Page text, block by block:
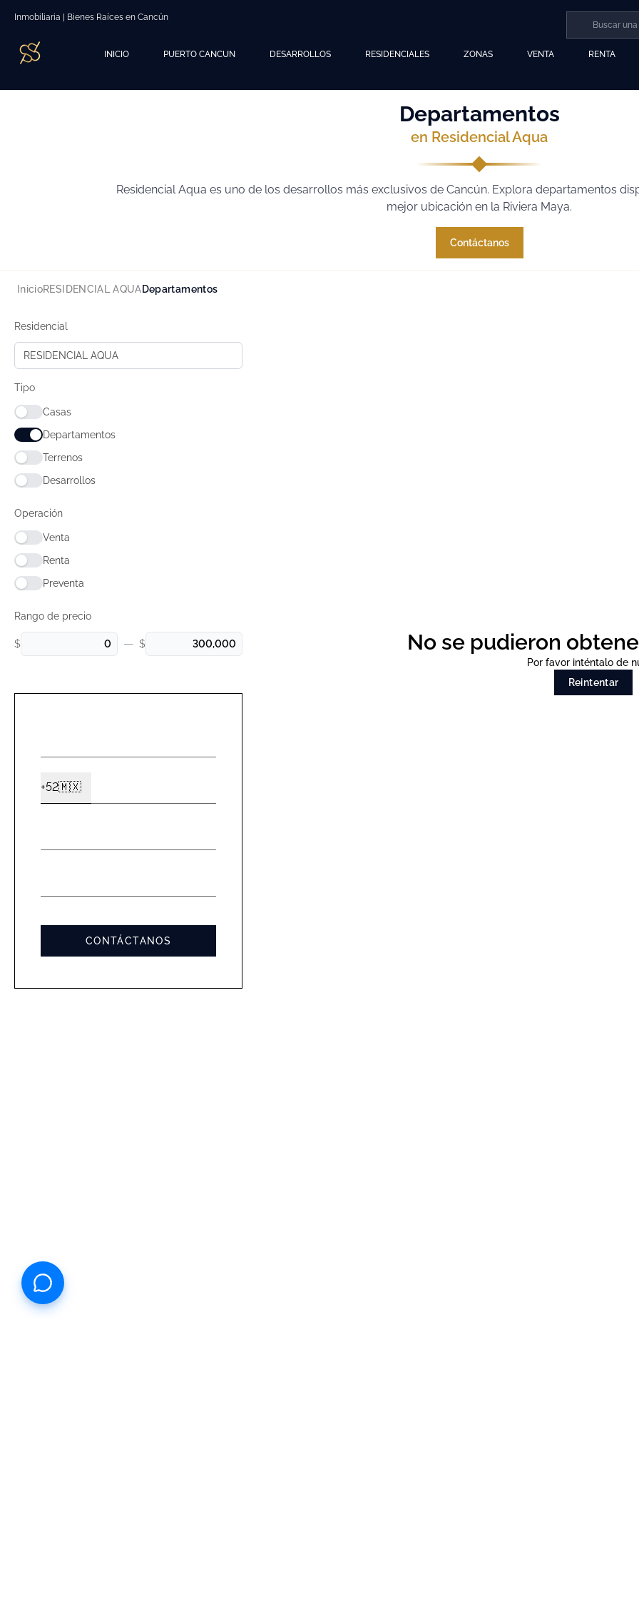
Inmobiliaria | Bienes Raíces en Cancún
INICIO PUERTO CANCUN DESARROLLOS RESIDENCIALES ZONAS VENTA RENTA
Departamentos
en Residencial Aqua
Residencial Aqua es uno de los desarrollos más exclusivos de Cancún. Explora departamentos
mejor ubicación en la Riviera Maya.
Contáctanos
InicioRESIDENCIAL AQUADepartamentos
Residencial
RESIDENCIAL AQUA
Tipo
Casas
Departamentos
Terrenos
Desarrollos
Operación
Venta
Renta
Preventa
Rango de precio
$ — $
Ext2
+52🇲🇽
CONTÁCTANOS
No se pudieron
Por favor inténtalo de
Reintentar